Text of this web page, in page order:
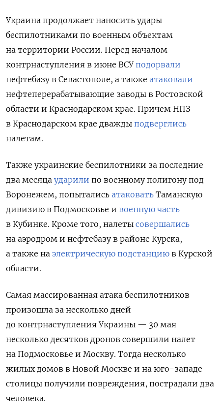
Украина продолжает наносить удары
беспилотниками по военным объектам
на территории России. Перед началом
контрнаступления в июне ВСУ подорвали
нефтебазу в Севастополе, а также атаковали
нефтеперерабатывающие заводы в Ростовской
области и Краснодарском крае. Причем НПЗ
в Краснодарском крае дважды подверглись
налетам.
Также украинские беспилотники за последние
два месяца ударили по военному полигону под
Воронежем, попытались атаковать Таманскую
дивизию в Подмосковье и военную часть
в Кубинке. Кроме того, налеты совершались
на аэродром и нефтебазу в районе Курска,
а также на электрическую подстанцию в Курской
области.
Самая массированная атака беспилотников
произошла за несколько дней
до контрнаступления Украины — 30 мая
несколько десятков дронов совершили налет
на Подмосковье и Москву. Тогда несколько
жилых домов в Новой Москве и на юго-западе
столицы получили повреждения, пострадали два
человека.